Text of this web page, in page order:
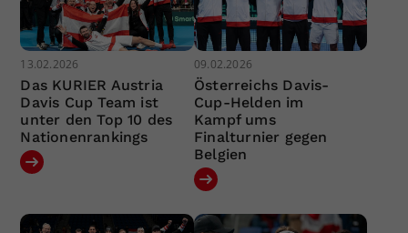
13.02.2026
Das KURIER Austria
Davis Cup Team ist
unter den Top 10 des
Nationenrankings
09.02.2026
Österreichs Davis-
Cup-Helden im
Kampf ums
Finalturnier gegen
Belgien